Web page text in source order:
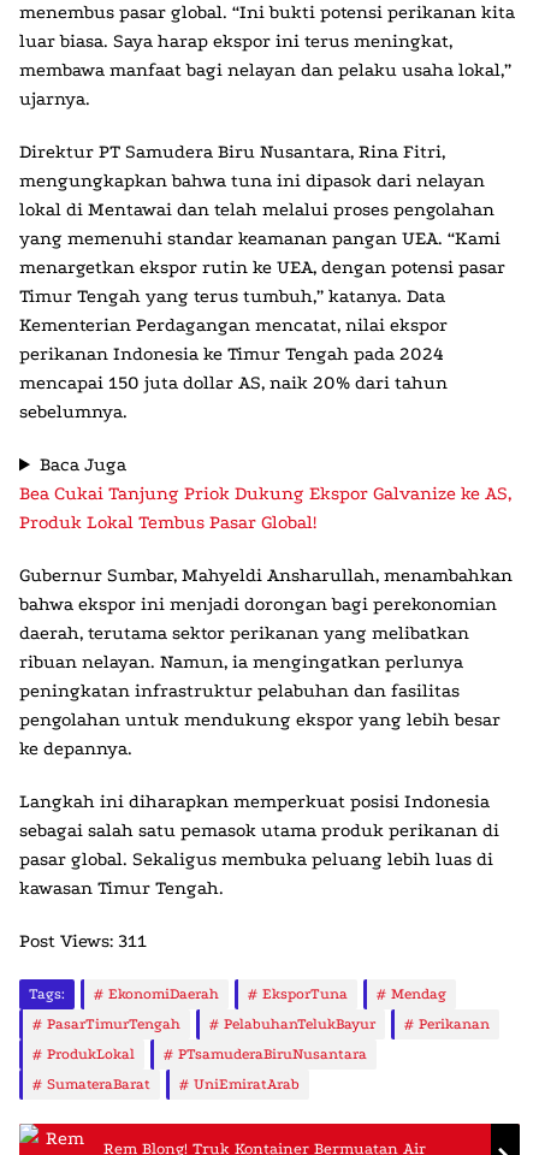
menembus pasar global. “Ini bukti potensi perikanan kita
luar biasa. Saya harap ekspor ini terus meningkat,
membawa manfaat bagi nelayan dan pelaku usaha lokal,”
ujarnya.
Direktur PT Samudera Biru Nusantara, Rina Fitri,
mengungkapkan bahwa tuna ini dipasok dari nelayan
lokal di Mentawai dan telah melalui proses pengolahan
yang memenuhi standar keamanan pangan UEA. “Kami
menargetkan ekspor rutin ke UEA, dengan potensi pasar
Timur Tengah yang terus tumbuh,” katanya. Data
Kementerian Perdagangan mencatat, nilai ekspor
perikanan Indonesia ke Timur Tengah pada 2024
mencapai 150 juta dollar AS, naik 20% dari tahun
sebelumnya.
Baca Juga
Bea Cukai Tanjung Priok Dukung Ekspor Galvanize ke AS,
Produk Lokal Tembus Pasar Global!
Gubernur Sumbar, Mahyeldi Ansharullah, menambahkan
bahwa ekspor ini menjadi dorongan bagi perekonomian
daerah, terutama sektor perikanan yang melibatkan
ribuan nelayan. Namun, ia mengingatkan perlunya
peningkatan infrastruktur pelabuhan dan fasilitas
pengolahan untuk mendukung ekspor yang lebih besar
ke depannya.
Langkah ini diharapkan memperkuat posisi Indonesia
sebagai salah satu pemasok utama produk perikanan di
pasar global. Sekaligus membuka peluang lebih luas di
kawasan Timur Tengah.
Post Views: 311
Tags: EkonomiDaerah EksporTuna
Mendag
PasarTimurTengah
PelabuhanTelukBayur
Perikanan
ProdukLokal
PTsamuderaBiruNusantara
SumateraBarat
UniEmiratArab
Rem Blong! Truk Kontainer Bermuatan Air